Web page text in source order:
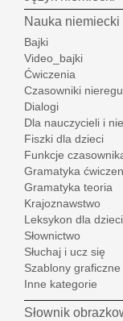
Nauka niemiecki
Bajki
Video_bajki
Ćwiczenia
Czasowniki
Dialogi
Dla nauczycieli i
Fiszki dla dzieci
Funkcje
Gramatyka
Gramatyka teoria
Krajoznawstwo
Leksykon dla dzieci
Słownictwo
Słuchaj i ucz się
Szablony graficzne
Inne kategorie
Słownik